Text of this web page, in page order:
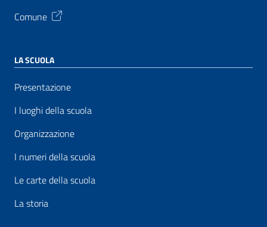
Comune
LA SCUOLA
Presentazione
I luoghi della scuola
Organizzazione
I numeri della scuola
Le carte della scuola
La storia